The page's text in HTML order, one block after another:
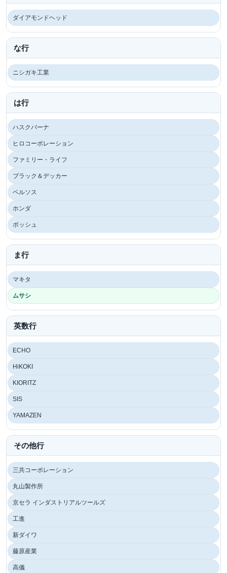
ダイアモンドヘッド
な行
ニシガキ工業
は行
ハスクバーナ
ヒロコーポレーション
ファミリー・ライフ
ブラック＆デッカー
ベルソス
ホンダ
ボッシュ
ま行
マキタ
ムサシ
英数行
ECHO
HiKOKI
KIORITZ
SIS
YAMAZEN
その他行
三共コーポレーション
丸山製作所
京セラ インダストリアルツールズ
工進
新ダイワ
藤原産業
高儀